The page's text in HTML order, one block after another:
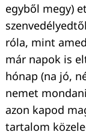
egyből megy)
róla, mint
már napok is
hónap (na jó,
nemet
azon kapod
tartalom